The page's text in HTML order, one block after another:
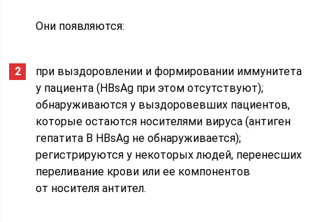
Они появляются:
при выздоровлении и формировании иммунитета
у пациента (HBsAg при этом отсутствуют);
обнаруживаются у выздоровевших пациентов,
которые остаются носителями вируса (антиген
гепатита В HBsAg не обнаруживается);
регистрируются у некоторых людей, перенесших
переливание крови или ее компонентов
от носителя антител.